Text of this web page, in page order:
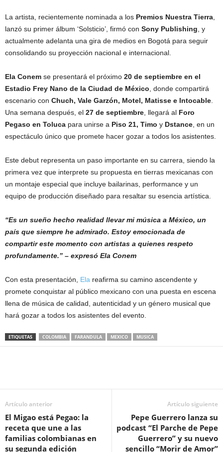
La artista, recientemente nominada a los Premios Nuestra Tierra
lanzó su primer álbum ‘Solsticio’, firmó con Sony Publishing , y
actualmente adelanta una gira de medios en Bogotá para seguir
consolidando su proyección nacional e internacional.
Ela Conem se presentará el próximo 20 de septiembre en el
Estadio Frey Nano de la Ciudad de México , donde compartirá
escenario con Chuch, Vale Garzón, Motel, Matisse e Intocable
Una semana después, el 27 de septiembre , llegará al Foro
Pegaso en Toluca para unirse a Piso 21, Timo y Dstance , en un
espectáculo único que promete hacer gozar a todos los asistentes.
Este debut representa un paso importante en su carrera, siendo la
primera vez que interprete su propuesta en tierras mexicanas con
un montaje especial que incluye bailarinas, performance y un
equipo de producción diseñado para resaltar su esencia artística.
“Es un sueño hecho realidad llevar mi música a México, un
país que siempre he admirado. Estoy emocionada de
compartir este momento con artistas a quienes respeto
profundamente.” – expresó Ela Conem
Con esta presentación, Ela reafirma su camino ascendente y
promete conquistar al público mexicano con una puesta en escena
llena de música de calidad, autenticidad y un género musical que
hará gozar a todos los asistentes del evento.
ETIQUETAS COLOMBIA FARANDULA MEXICO MUSICA
Artículo anterior
El Migao está Pegao: la
receta que une a las
familias colombianas en
su segunda edición
Artículo siguiente
Pepe Guerrero lanza su
podcast “El Parche de Pepe
Guerrero” y su nuevo
sencillo “Morir de Amor”